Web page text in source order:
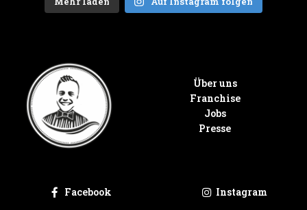
Über uns
Franchise
Jobs
Presse
Facebook Instagram